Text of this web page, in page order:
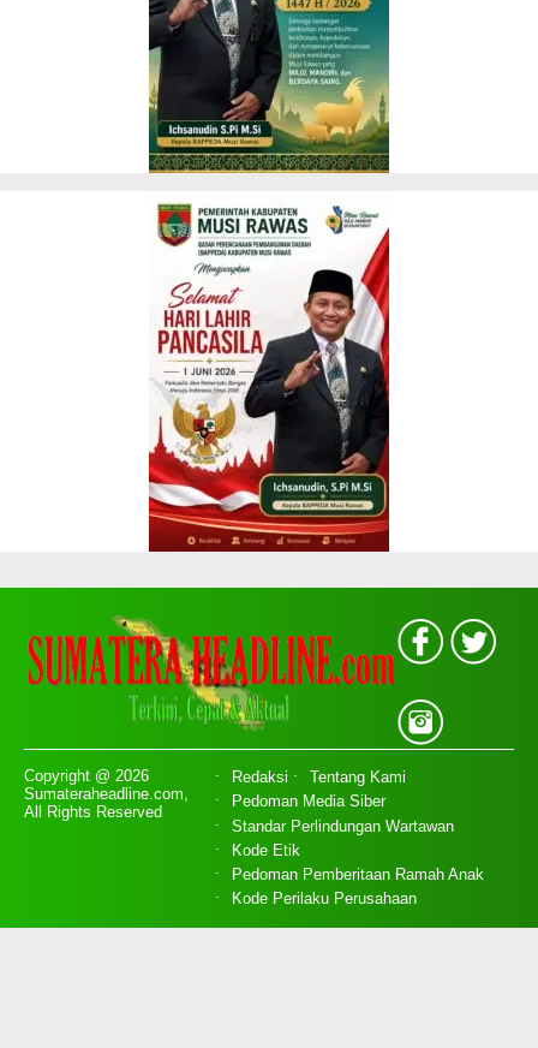
Copyright @ 2026
Sumateraheadline.com,
All Rights Reserved
Redaksi
Tentang Kami
Pedoman Media Siber
Standar Perlindungan Wartawan
Kode Etik
Pedoman Pemberitaan Ramah Anak
Kode Perilaku Perusahaan